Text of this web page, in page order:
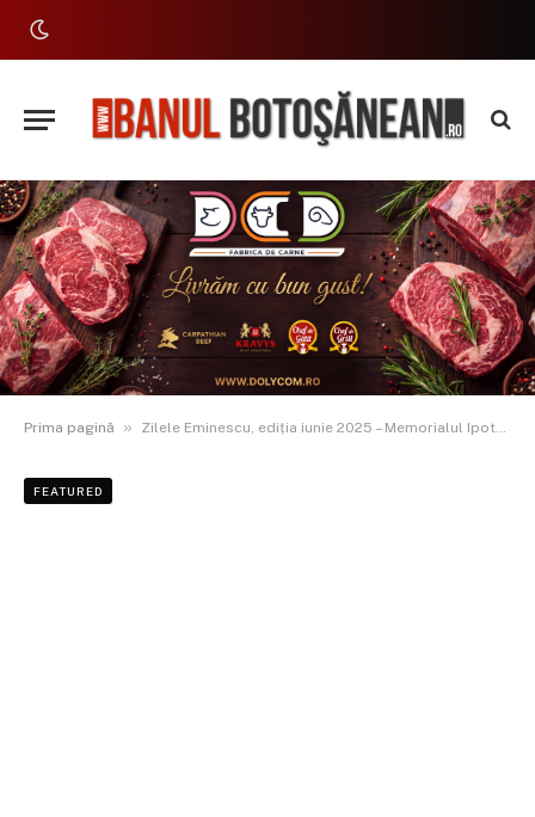
Prima pagină » Zilele Eminescu, ediția iunie 2025 – Memorialul Ipotești – Centrul Național de Studii „Mihai Eminescu”
FEATURED